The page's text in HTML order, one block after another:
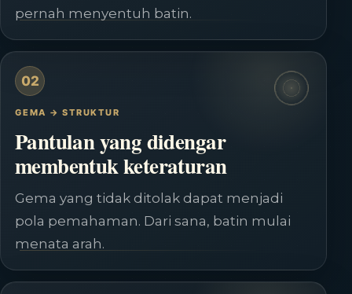
pernah menyentuh batin.
02
GEMA → STRUKTUR
Pantulan yang didengar
membentuk keteraturan
Gema yang tidak ditolak dapat menjadi
pola pemahaman. Dari sana, batin mulai
menata arah.